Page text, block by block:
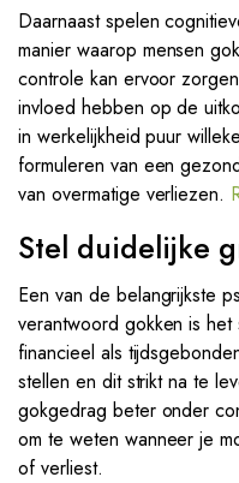
Daarnaast spelen
manier waarop mensen
controle kan ervoor
invloed hebben op de
in werkelijkheid puur
formuleren van een
van overmatige verliezen.
Stel duidelijke
Een van de belangrijkste
verantwoord gokken is
financieel als
stellen en dit strikt na te
gokgedrag beter onder
om te weten wanneer je
of verliest.